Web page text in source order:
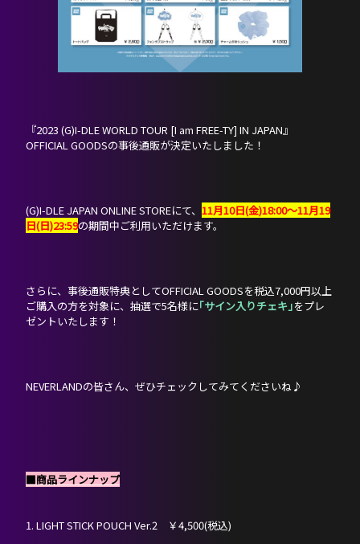
『2023 (G)I-DLE WORLD TOUR [I am FREE-TY] IN JAPAN』
OFFICIAL GOODSの事後通販が決定いたしました！
(G)I-DLE JAPAN ONLINE STOREにて、11月10日(金)18:00〜11月19
日(日)23:59の期間中ご利用いただけます。
さらに、事後通販特典としてOFFICIAL GOODSを税込7,000円以上
ご購入の方を対象に、抽選で5名様に｢サイン入りチェキ｣をプレ
ゼントいたします！
NEVERLANDの皆さん、ぜひチェックしてみてくださいね♪
■商品ラインナップ
1. LIGHT STICK POUCH Ver.2 ￥4,500(税込)